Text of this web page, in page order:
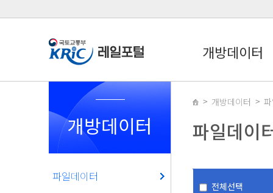
개방데이터
개방데이터
파일데이터
개방데이터
파일데이
전체선택